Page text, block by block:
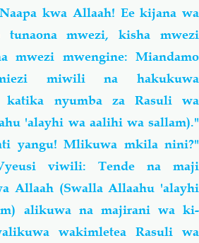
kwa Allaah! Ee kijana wa
tunaona mwezi, kisha mwezi
mwezi mwengine: Miandamo
miwili na hakukuwa
katika nyumba za Rasuli wa
'alayhi wa aalihi wa sallam)."
yangu! Mlikuwa mkila nini?"
viwili: Tende na maji
Allaah (Swalla Allaahu 'alayhi
alikuwa na majirani wa ki-
wakimletea Rasuli wa